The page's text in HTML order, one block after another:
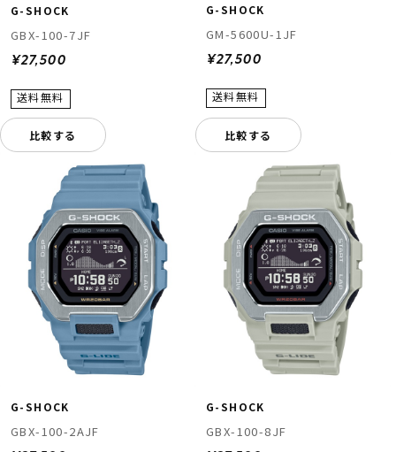
G-SHOCK
GBX-100-7JF
¥27,500
比較する
G-SHOCK
GM-5600U-1JF
¥27,500
比較する
G-SHOCK
GBX-100-2AJF
G-SHOCK
GBX-100-8JF